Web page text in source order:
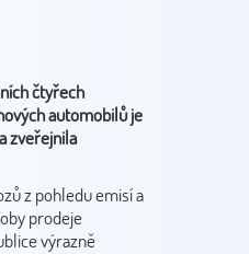
čtyřech
automobilů je
zveřejnila
z pohledu emisí a
prodeje
výrazně